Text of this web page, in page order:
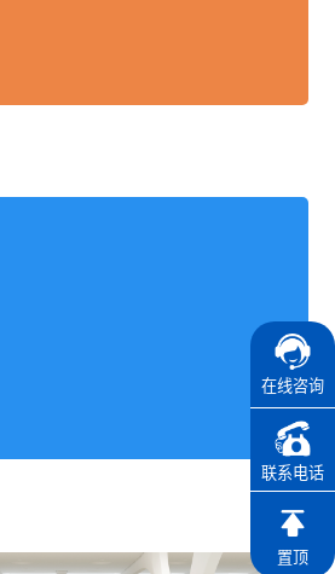
在线咨询
联系电话
置顶